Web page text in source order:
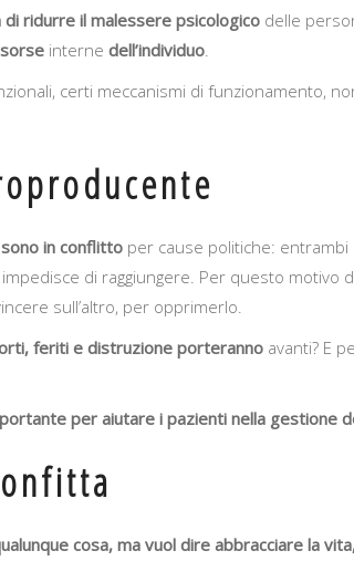
di ridurre il malessere psicologico delle
interne dell’individuo
certi meccanismi di funzionamento,
in conflitto per cause politiche:
di raggiungere. Per questo motivo
sull’altro, per opprimerlo.
feriti e distruzione porteranno avanti? E
per aiutare i pazienti nella gestione
cosa, ma vuol dire abbracciare la